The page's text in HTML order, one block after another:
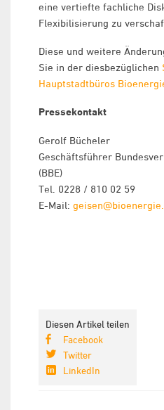
eine vertiefte fachliche
Flexibilisierung zu
Diese und weitere
Sie in der diesbezüglichen
Hauptstadtbüros
Pressekontakt
Gerolf Bücheler
Geschäftsführer
(BBE)
Tel. 0228 / 810 02 59
E-Mail:
Diesen Artikel teilen
Facebook
Twitter
LinkedIn